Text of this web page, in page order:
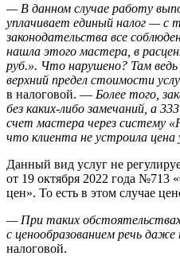
— В данном случае работу
уплачивает единый налог — с
законодательства все
нашла этого мастера, в
руб.». Что нарушено? Там ведь
верхний предел стоимости
в налоговой. — Более того,
без каких-либо замечаний, а
счет мастера через систему
что клиента не устроила цена
Данный вид услуг не
от 19 октября 2022 года №713
цен». То есть в этом случае
— При таких
с ценообразованием речь даже
налоговой.